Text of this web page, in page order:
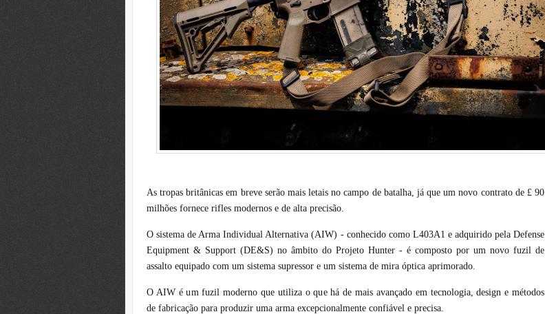
As tropas britânicas em breve serão mais letais no campo de batalha, já que um novo contrato de £ 90
milhões fornece rifles modernos e de alta precisão.
O sistema de Arma Individual Alternativa (AIW) - conhecido como L403A1 e adquirido pela Defense
Equipment & Support (DE&S) no âmbito do Projeto Hunter - é composto por um novo fuzil de
assalto equipado com um sistema supressor e um sistema de mira óptica aprimorado.
O AIW é um fuzil moderno que utiliza o que há de mais avançado em tecnologia, design e métodos
de fabricação para produzir uma arma excepcionalmente confiável e precisa.